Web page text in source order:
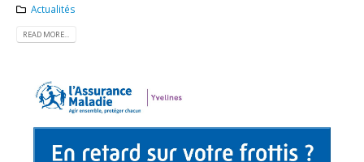
Actualités
READ MORE...